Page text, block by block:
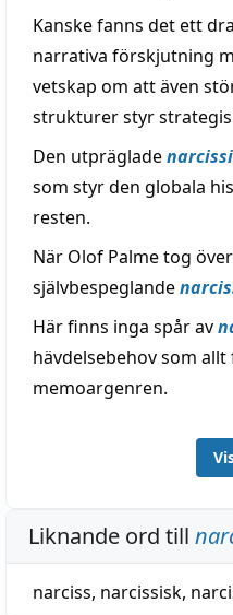
Kanske fanns det ett
narrativa förskjutning
vetskap om att även
strukturer styr
Den utpräglade
som styr den globala
resten.
När Olof Palme tog
självbespeglande
Här finns inga spår av
hävdelsebehov som
memoargenren.
Liknande ord till
narciss, narcissisk,